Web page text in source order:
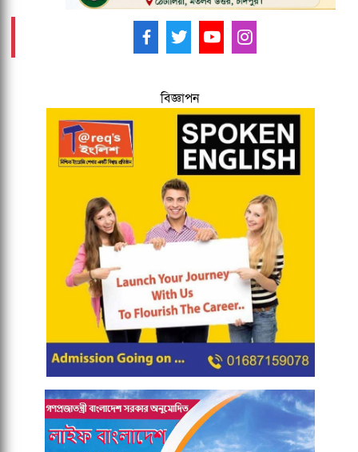
বিজ্ঞাপন